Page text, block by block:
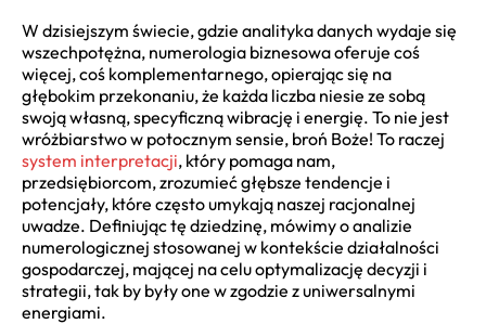
W dzisiejszym świecie, gdzie analityka danych wydaje się
wszechpotężna, numerologia biznesowa oferuje coś
więcej, coś komplementarnego, opierając się na
głębokim przekonaniu, że każda liczba niesie ze sobą
swoją własną, specyficzną wibrację i energię. To nie jest
wróżbiarstwo w potocznym sensie, broń Boże! To raczej
system interpretacji, który pomaga nam,
przedsiębiorcom, zrozumieć głębsze tendencje i
potencjały, które często umykają naszej racjonalnej
uwadze. Definiując tę dziedzinę, mówimy o analizie
numerologicznej stosowanej w kontekście działalności
gospodarczej, mającej na celu optymalizację decyzji i
strategii, tak by były one w zgodzie z uniwersalnymi
energiami.